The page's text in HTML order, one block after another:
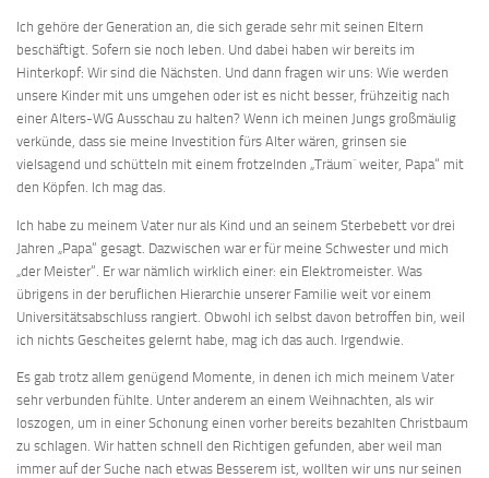
Ich gehöre der Generation an, die sich gerade sehr mit seinen Eltern
beschäftigt. Sofern sie noch leben. Und dabei haben wir bereits im
Hinterkopf: Wir sind die Nächsten. Und dann fragen wir uns: Wie werden
unsere Kinder mit uns umgehen oder ist es nicht besser, frühzeitig nach
einer Alters-WG Ausschau zu halten? Wenn ich meinen Jungs großmäulig
verkünde, dass sie meine Investition fürs Alter wären, grinsen sie
vielsagend und schütteln mit einem frotzelnden „Träum´ weiter, Papa“ mit
den Köpfen. Ich mag das.
Ich habe zu meinem Vater nur als Kind und an seinem Sterbebett vor drei
Jahren „Papa“ gesagt. Dazwischen war er für meine Schwester und mich
„der Meister“. Er war nämlich wirklich einer: ein Elektromeister. Was
übrigens in der beruflichen Hierarchie unserer Familie weit vor einem
Universitätsabschluss rangiert. Obwohl ich selbst davon betroffen bin, weil
ich nichts Gescheites gelernt habe, mag ich das auch. Irgendwie.
Es gab trotz allem genügend Momente, in denen ich mich meinem Vater
sehr verbunden fühlte. Unter anderem an einem Weihnachten, als wir
loszogen, um in einer Schonung einen vorher bereits bezahlten Christbaum
zu schlagen. Wir hatten schnell den Richtigen gefunden, aber weil man
immer auf der Suche nach etwas Besserem ist, wollten wir uns nur seinen